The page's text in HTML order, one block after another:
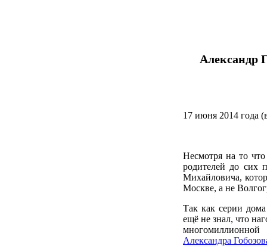
Александр
17 июня 2014 года
Несмотря на то
родителей до сих
Михайловича,
Москве, а не
Так как серии
ещё не знал, что
Александра